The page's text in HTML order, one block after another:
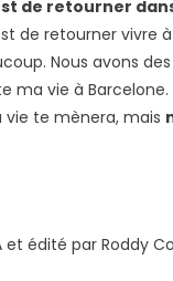
de retourner
de retourner vivre
Nous avons
ma vie à Barcelone.
te mènera, mais
et édité par Roddy